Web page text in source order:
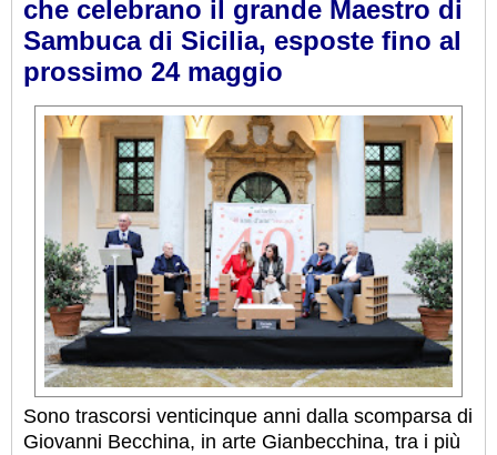
che celebrano il grande Maestro di
Sambuca di Sicilia, esposte fino al
prossimo 24 maggio
Sono trascorsi venticinque anni dalla scomparsa di
Giovanni Becchina, in arte Gianbecchina, tra i più